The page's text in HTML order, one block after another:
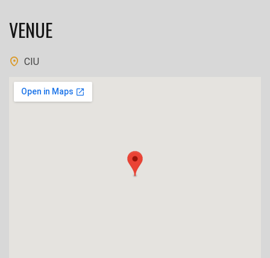
VENUE
CIU